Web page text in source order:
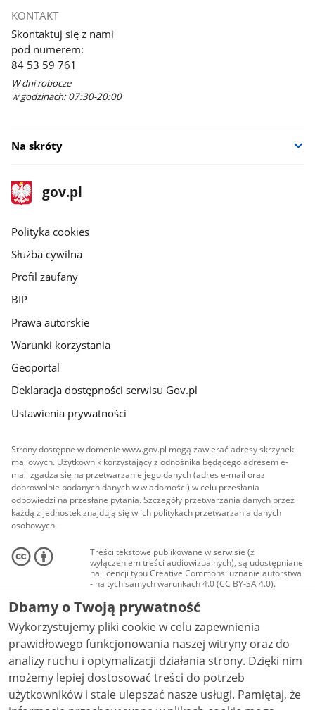
KONTAKT
Skontaktuj się z nami
pod numerem:
84 53 59 761
W dni robocze
w godzinach: 07:30-20:00
Na skróty
stopka
gov.pl
Strona
gov.pl
gov.pl
Polityka cookies
Służba cywilna
Profil zaufany
BIP
Prawa autorskie
Warunki korzystania
Geoportal
Deklaracja dostępności serwisu Gov.pl
Ustawienia prywatności
Strony dostępne w domenie www.gov.pl mogą zawierać adresy skrzynek
mailowych. Użytkownik korzystający z odnośnika będącego adresem e-
mail zgadza się na przetwarzanie jego danych (adres e-mail oraz
dobrowolnie podanych danych w wiadomości) w celu przesłania
odpowiedzi na przesłane pytania. Szczegóły przetwarzania danych przez
każdą z jednostek znajdują się w ich politykach przetwarzania danych
osobowych.
Treści tekstowe publikowane w serwisie (z
wyłączeniem treści audiowizualnych), są udostępniane
na licencji typu Creative Commons: uznanie autorstwa
- na tych samych warunkach 4.0 (CC BY-SA 4.0).
Materiały audiowizualne, w tym zdjęcia, materiały
audio i wideo, są udostępniane na licencji typu
Creative Commons: uznanie autorstwa użycie
niekomercyjne - bez utworów zależnych 4.0 (CC BY-
NC-ND 4.0), o ile nie jest to stwierdzone inaczej.
Dbamy o Twoją prywatność
Wykorzystujemy pliki cookie w celu zapewnienia
prawidłowego funkcjonowania naszej witryny oraz do
analizy ruchu i optymalizacji działania strony. Dzięki nim
możemy lepiej dostosować treści do potrzeb
użytkowników i stale ulepszać nasze usługi. Pamiętaj, że